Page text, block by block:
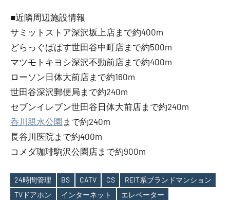
■近隣周辺施設情報
サミットストア深沢坂上店まで約400m
どらっぐぱぱす世田谷中町店まで約500m
マツモトキヨシ深沢不動前店まで約400m
ローソン日体大前店まで約160m
世田谷深沢郵便局まで約240m
セブンイレブン世田谷日体大前店まで約240m
呑川親水公園 まで約240m
長谷川医院まで約400m
コメダ珈琲駒沢公園店まで約900m
24時間管理 BS CATV CS
REIT系ブランドマンション
TVドアホン
インターネット
エレベーター